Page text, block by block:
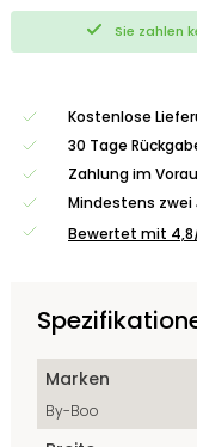
Sie zahlen
Kostenlose
30 Tage
Zahlung im
Mindestens zwei
Bewertet mit
Marken
By-Boo